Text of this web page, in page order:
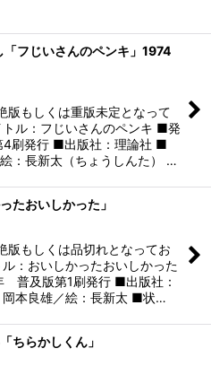
フじいさんのペンキ」1974
版もしくは重版未定となって
ル：フじいさんのペンキ ■発
刷発行 ■出版社：理論社 ■
：長新太（ちょうしんた） …
たおいしかった」
版もしくは品切れとなってお
：おいしかったおいしかった
普及版第1刷発行 ■出版社：
本良雄／絵：長新太 ■状…
ちらかしくん」